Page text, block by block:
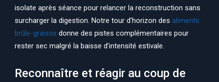
isolate après séance pour relancer la reconstruction sans
surcharger la digestion. Notre tour d’horizon des aliments
brûle-graisse donne des pistes complémentaires pour
rester sec malgré la baisse d’intensité estivale.
Reconnaître et réagir au coup de